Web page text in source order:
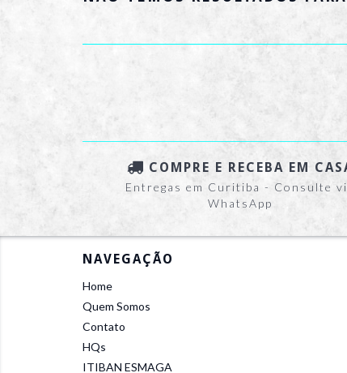
COMPRE E RECEBA EM
Entregas em Curitiba - Consulte
WhatsApp
NAVEGAÇÃO
Home
Quem Somos
Contato
HQs
ITIBAN ESMAGA